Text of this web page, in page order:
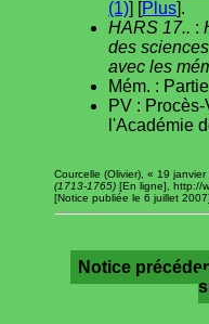
(1)] [Plus].
HARS 17.. :
des sciences
avec les
Mém. : Partie
PV :
l'Académie
Courcelle (Olivier), « 19 janvier
(1713-1765) [En ligne], http://
[Notice publiée le 6 juillet 2007].
Notice